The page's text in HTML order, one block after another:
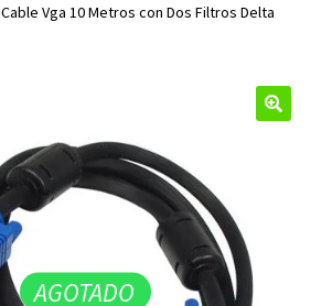
hijo
Cable Vga 10 Metros con Dos Filtros Delta
AGOTADO